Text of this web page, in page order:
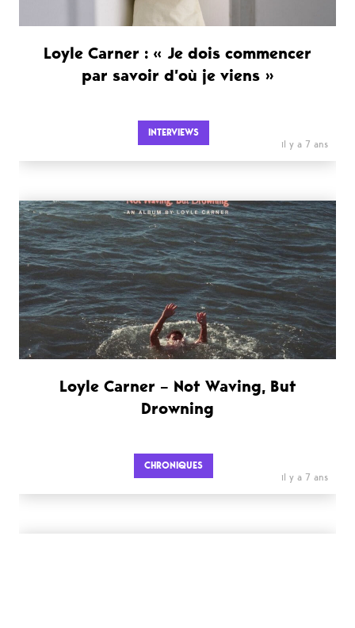
Loyle Carner : « Je dois commencer
par savoir d’où je viens »
INTERVIEWS
il y a 7 ans
Loyle Carner – Not Waving, But
Drowning
CHRONIQUES
il y a 7 ans